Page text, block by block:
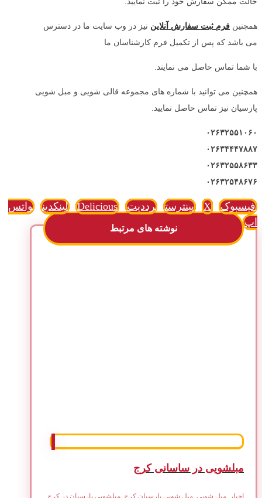
همچنین فرم ثبت سفارش آنلاین نیز در وب سایت ما در دسترس
می باشد که پس از تکمیل فرم کارشناسان ما
با شما تماس حاصل می نمایند.
همچنین می توانید با شماره های مجموعه قالی شویی و مبل شویی
پارسیان نیز تماس حاصل نمایید.
۰۲۶۳۲۵۵۱۰۶۰
۰۲۶۳۴۴۴۷۸۸۷
۰۲۶۳۲۵۵۸۶۳۳
۰۲۶۳۲۵۴۸۶۷۶
فیسبوک X پینترست رددیت Delicious لینکدین
واتس
اپ
نوشته های مرتبط
مبلشویی در ساسانی کرج
اخبار مبل شویی مبل شویی پارسیان کرج مبلشویی پارسیان در کرج